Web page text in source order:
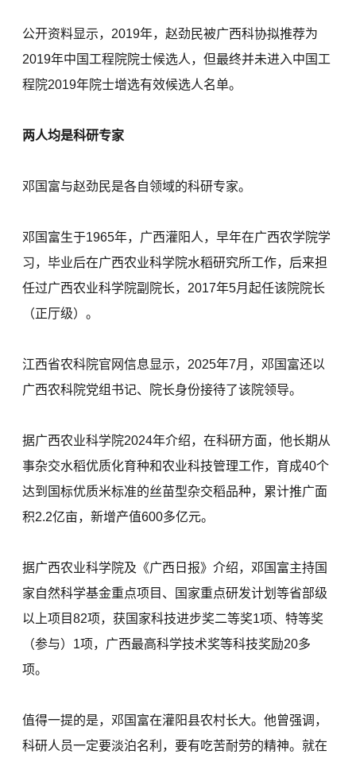
公开资料显示，2019年，赵劲民被广西科协拟推荐为
2019年中国工程院院士候选人，但最终并未进入中国工
程院2019年院士增选有效候选人名单。
两人均是科研专家
邓国富与赵劲民是各自领域的科研专家。
邓国富生于1965年，广西灌阳人，早年在广西农学院学
习，毕业后在广西农业科学院水稻研究所工作，后来担
任过广西农业科学院副院长，2017年5月起任该院院长
（正厅级）。
江西省农科院官网信息显示，2025年7月，邓国富还以
广西农科院党组书记、院长身份接待了该院领导。
据广西农业科学院2024年介绍，在科研方面，他长期从
事杂交水稻优质化育种和农业科技管理工作，育成40个
达到国标优质米标准的丝苗型杂交稻品种，累计推广面
积2.2亿亩，新增产值600多亿元。
据广西农业科学院及《广西日报》介绍，邓国富主持国
家自然科学基金重点项目、国家重点研发计划等省部级
以上项目82项，获国家科技进步奖二等奖1项、特等奖
（参与）1项，广西最高科学技术奖等科技奖励20多
项。
值得一提的是，邓国富在灌阳县农村长大。他曾强调，
科研人员一定要淡泊名利，要有吃苦耐劳的精神。就在